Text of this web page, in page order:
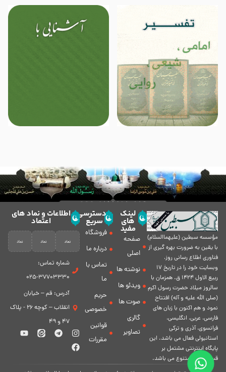
مؤسسه سبطين (عليهماالسلام)
با يقين به ضرورت بهره گیرى از
فناورى اطلاع رسانى روز،
وبسایت خود را در تاريخ 17
ربيع الاول 1424 ق. همزمان با
سالروز ميلاد حضرت رسول اكرم
(صلی الله علیه و آله) افتتاح
نمود و هم اكنون با زبان های
فارسی، عربى، انگلیسی،
فرانسوی، آذری و ترکی
استانبولی فعال مى باشد. اين
پايگاه اينترنتى مشتمل بر
قسمت هاى متنوع مى باشد.
لینک
های
مفید
صفحه
اصلی
نوشته ها
ویدئو ها
صوت ها
گالری
تصاویر
دسترسی
سریع
فروشگاه
درباره ما
تماس با
ما
حریم
خصوصی
قوانین
مقررات
اطلاعات و نماد های
اعتماد
شماره تماس:
37703330-025
آدرس: قم – خیابان
انقلاب – کوچه 26 - پلاک
47 و 49